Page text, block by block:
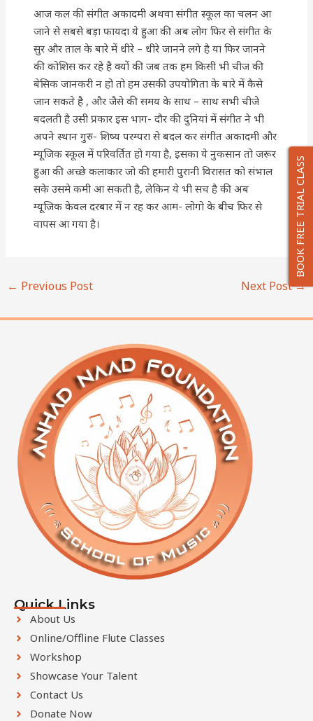
BOOK FREE TRIAL CLASS
आज कल की संगीत अकादमी अथवा संगीत स्कूल का चलन आ
जाने से सबसे बड़ा फायदा ये हुआ की अब लोग फिर से संगीत के
सुर और ताल के बारे में धीरे – धीरे जानने लगे है या फिर जानने
की कोशिस कर रहे है क्यों की जब तक हम किसी भी चीज की
बेसिक जानकरी न हो तो हम उसकी उपयोगिता के बारे में कैसे
जान सकते है , और जैसे की समय के साथ – साथ सभी चीजे
बदलती है उसी प्रकार इस भाग- दौर की दुनियां में संगीत ने भी
अपने स्थान गुरु- शिष्य परम्परा से बदल कर संगीत अकादमी और
म्यूजिक स्कूल में परिवर्तित हो गया है, इसका ये नुकसान तो जरूर
हुआ की अच्छे कलाकार जो की हमारी पुरानी विरासत को संभाल
सके उसमे कमी आ सकती है, लेकिन ये भी सच है की अब
म्यूजिक केवल दरबार में न रह कर आम- लोगो के बीच फिर से
वापस आ गया है।
← Previous Post Next Post→
Quick Links
About Us
Online/Offline Flute Classes
Workshop
Showcase Your Talent
Contact Us
Donate Now